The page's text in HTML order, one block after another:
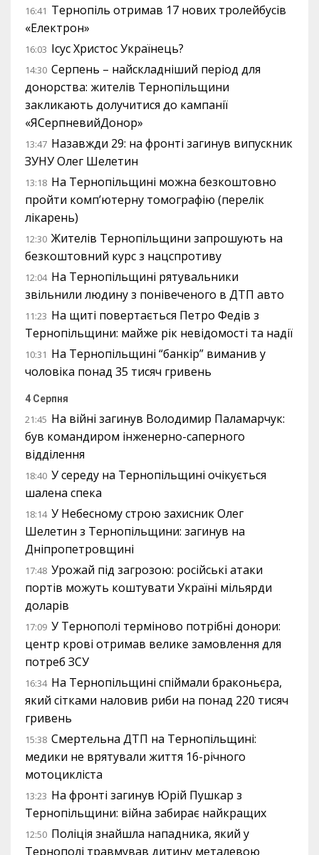
16:41 Тернопіль отримав 17 нових тролейбусів
«Електрон»
16:03 Ісус Христос Українець?
14:30 Серпень – найскладніший період для
донорства: жителів Тернопільщини
закликають долучитися до кампанії
«ЯСерпневийДонор»
13:47 Назавжди 29: на фронті загинув випускник
ЗУНУ Олег Шелетин
13:18 На Тернопільщині можна безкоштовно
пройти комп’ютерну томографію (перелік
лікарень)
12:30 Жителів Тернопільщини запрошують на
безкоштовний курс з нацспротиву
12:04 На Тернопільщині рятувальники
звільнили людину з понівеченого в ДТП авто
11:23 На щиті повертається Петро Федів з
Тернопільщини: майже рік невідомості та надії
10:31 На Тернопільщині “банкір” виманив у
чоловіка понад 35 тисяч гривень
4 Серпня
21:45 На війні загинув Володимир Паламарчук:
був командиром інженерно-саперного
відділення
18:40 У середу на Тернопільщині очікується
шалена спека
18:14 У Небесному строю захисник Олег
Шелетин з Тернопільщини: загинув на
Дніпропетровщині
17:48 Урожай під загрозою: російські атаки
портів можуть коштувати Україні мільярди
доларів
17:09 У Тернополі терміново потрібні донори:
центр крові отримав велике замовлення для
потреб ЗСУ
16:34 На Тернопільщині спіймали браконьєра,
який сітками наловив риби на понад 220 тисяч
гривень
15:38 Смертельна ДТП на Тернопільщині:
медики не врятували життя 16-річного
мотоцикліста
13:23 На фронті загинув Юрій Пушкар з
Тернопільщини: війна забирає найкращих
12:50 Поліція знайшла нападника, який у
Тернополі травмував дитину металевою